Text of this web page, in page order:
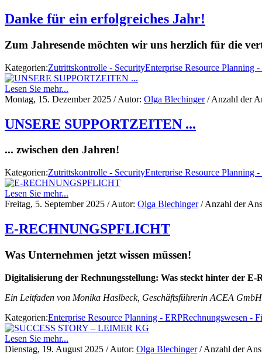
Danke für ein erfolgreiches Jahr!
Zum Jahresende möchten wir uns herzlich für die
Kategorien:Zutrittskontrolle - SecurityEnterprise Resource Planning
Lesen Sie mehr...
Montag, 15. Dezember 2025 / Autor: Olga Blechinger/ Anzahl der
UNSERE SUPPORTZEITEN ...
... zwischen den Jahren!
Kategorien:Zutrittskontrolle - SecurityEnterprise Resource Planning
Lesen Sie mehr...
Freitag, 5. September 2025 / Autor: Olga Blechinger/ Anzahl der
E-RECHNUNGSPFLICHT
Was Unternehmen jetzt wissen müssen!
Digitalisierung der Rechnungsstellung: Was steckt hinter der E-
Ein Leitfaden von Monika Haslbeck, Geschäftsführerin ACEA GmbH
Kategorien:Enterprise Resource Planning - ERPRechnungswesen -
Lesen Sie mehr...
Dienstag, 19. August 2025 / Autor: Olga Blechinger/ Anzahl der